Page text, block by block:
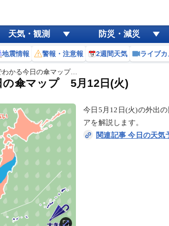
天気・観測 防災・減災
地震情報 警報・注意報 2週間天気 ライブカ
かる今日の傘マップ…
の傘マップ 5月12日(火)
今日5月12日(火)の外出
アを解説します。
関連記事 今日の天気